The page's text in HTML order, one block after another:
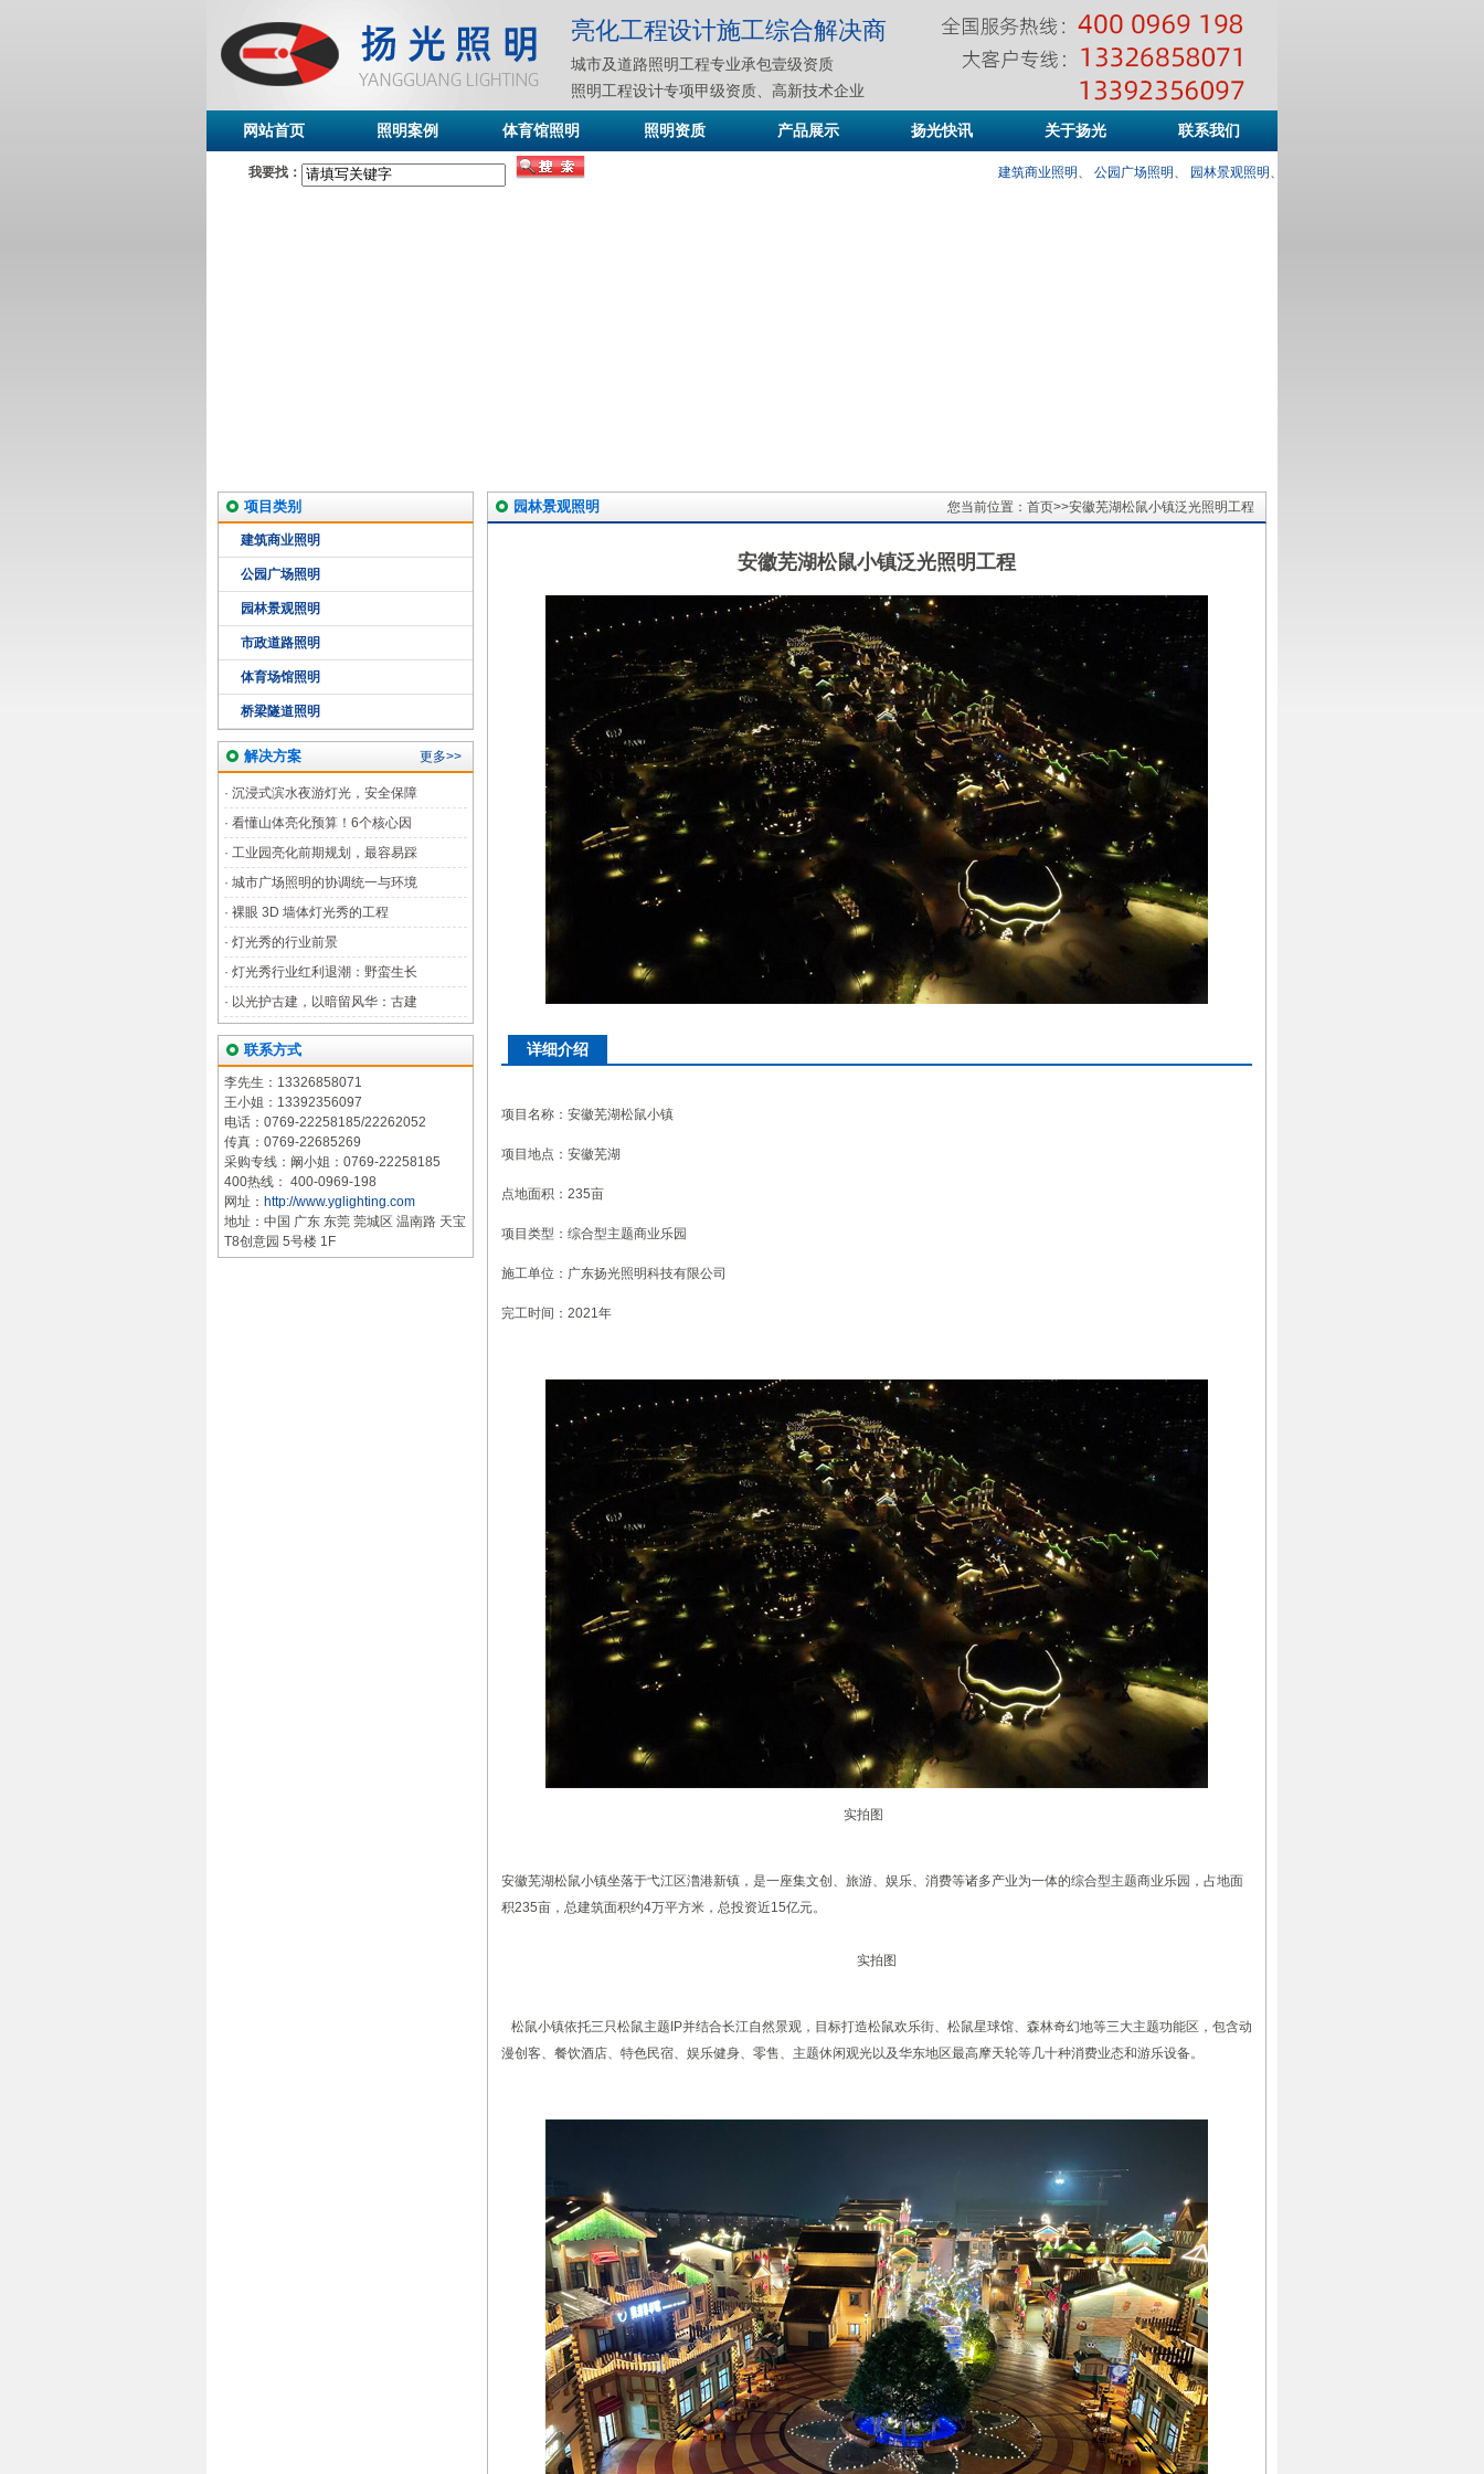
亮化工程设计施工综合解决商
城市及道路照明工程专业承包壹级资质
照明工程设计专项甲级资质、高新技术企业
网站首页 照明案例 体育馆照明 照明资质 产品展示 扬光快讯 关于扬光 联系我们
我要找： 建筑商业照明 、公园广场照明、园林景观照明、市政道路照明
项目类别
建筑商业照明
公园广场照明
园林景观照明
市政道路照明
体育场馆照明
桥梁隧道照明
解决方案 更多>>
· 沉浸式滨水夜游灯光，安全保障
· 看懂山体亮化预算！6个核心因
· 工业园亮化前期规划，最容易踩
· 城市广场照明的协调统一与环境
· 裸眼 3D 墙体灯光秀的工程
· 灯光秀的行业前景
· 灯光秀行业红利退潮：野蛮生长
· 以光护古建，以暗留风华：古建
联系方式
李先生：13326858071
王小姐：13392356097
电话：0769-22258185/22262052
传真：0769-22685269
采购专线：阚小姐：0769-22258185
400热线： 400-0969-198
网址： http://www.yglighting.com
地址：中国 广东 东莞 莞城区 温南路 天宝
T8创意园 5号楼 1F
园林景观照明 您当前位置：首页>>安徽芜湖松鼠小镇泛光照明工程
安徽芜湖松鼠小镇泛光照明工程
详细介绍
项目名称：安徽芜湖松鼠小镇
项目地点：安徽芜湖
点地面积：235亩
项目类型：综合型主题商业乐园
施工单位：广东扬光照明科技有限公司
完工时间：2021年
实拍图
安徽芜湖松鼠小镇坐落于弋江区澛港新镇，是一座集文创、旅游、娱乐、消费等诸多产业为一体的综合型主题商业乐园，占地面
积235亩，总建筑面积约4万平方米，总投资近15亿元。
实拍图
松鼠小镇依托三只松鼠主题IP并结合长江自然景观，目标打造松鼠欢乐街、松鼠星球馆、森林奇幻地等三大主题功能区，包含动
漫创客、餐饮酒店、特色民宿、娱乐健身、零售、主题休闲观光以及华东地区最高摩天轮等几十种消费业态和游乐设备。